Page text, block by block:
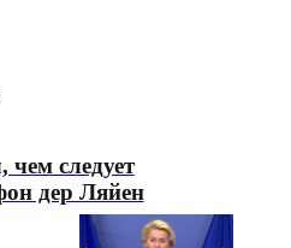
чем следует
дер Ляйен